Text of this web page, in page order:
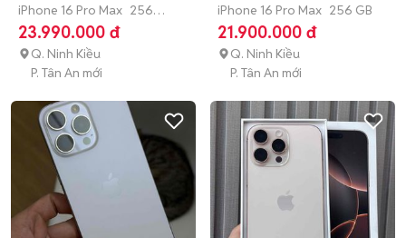
iPhone 16 Pro Max 256
GB Còn bảo hành
23.990.000 đ
Q. Ninh Kiều
P. Tân An mới
Pin 95 81827282
iPhone 16 Pro Max 256 GB
21.900.000 đ
Q. Ninh Kiều
P. Tân An mới